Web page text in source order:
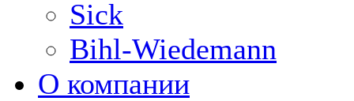
Sick
Bihl-Wiedemann
О компании